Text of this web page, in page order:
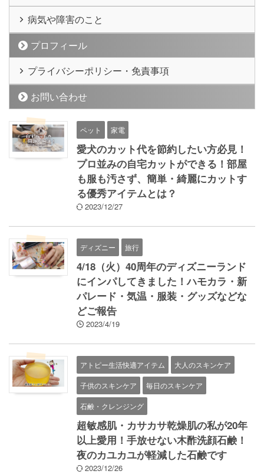
病気や障害のこと
プロフィール
プライバシーポリシー・免責事項
お問い合わせ
ペット 家電
愛犬のカット代を節約したい方必見！
プロ並みの自宅カットができる！部屋
も服も汚さず、簡単・綺麗にカットす
る優秀アイテムとは？
2023/12/27
ディズニー 旅行
4/18（火）40周年のディズニーランド
にインパしてきました！ハモカラ・新
パレード・気温・服装・グッズなどな
どご報告
2023/4/19
アトピー生活快適アイテム 大人のスキンケア
子供のスキンケア 毎日のスキンケア
石鹸・クレンジング
超敏感肌・カサカサ乾燥肌の私が20年
以上愛用！手放せない木酢洗顔石鹸！
夜のカユカユが軽減した石鹸です
2023/12/26